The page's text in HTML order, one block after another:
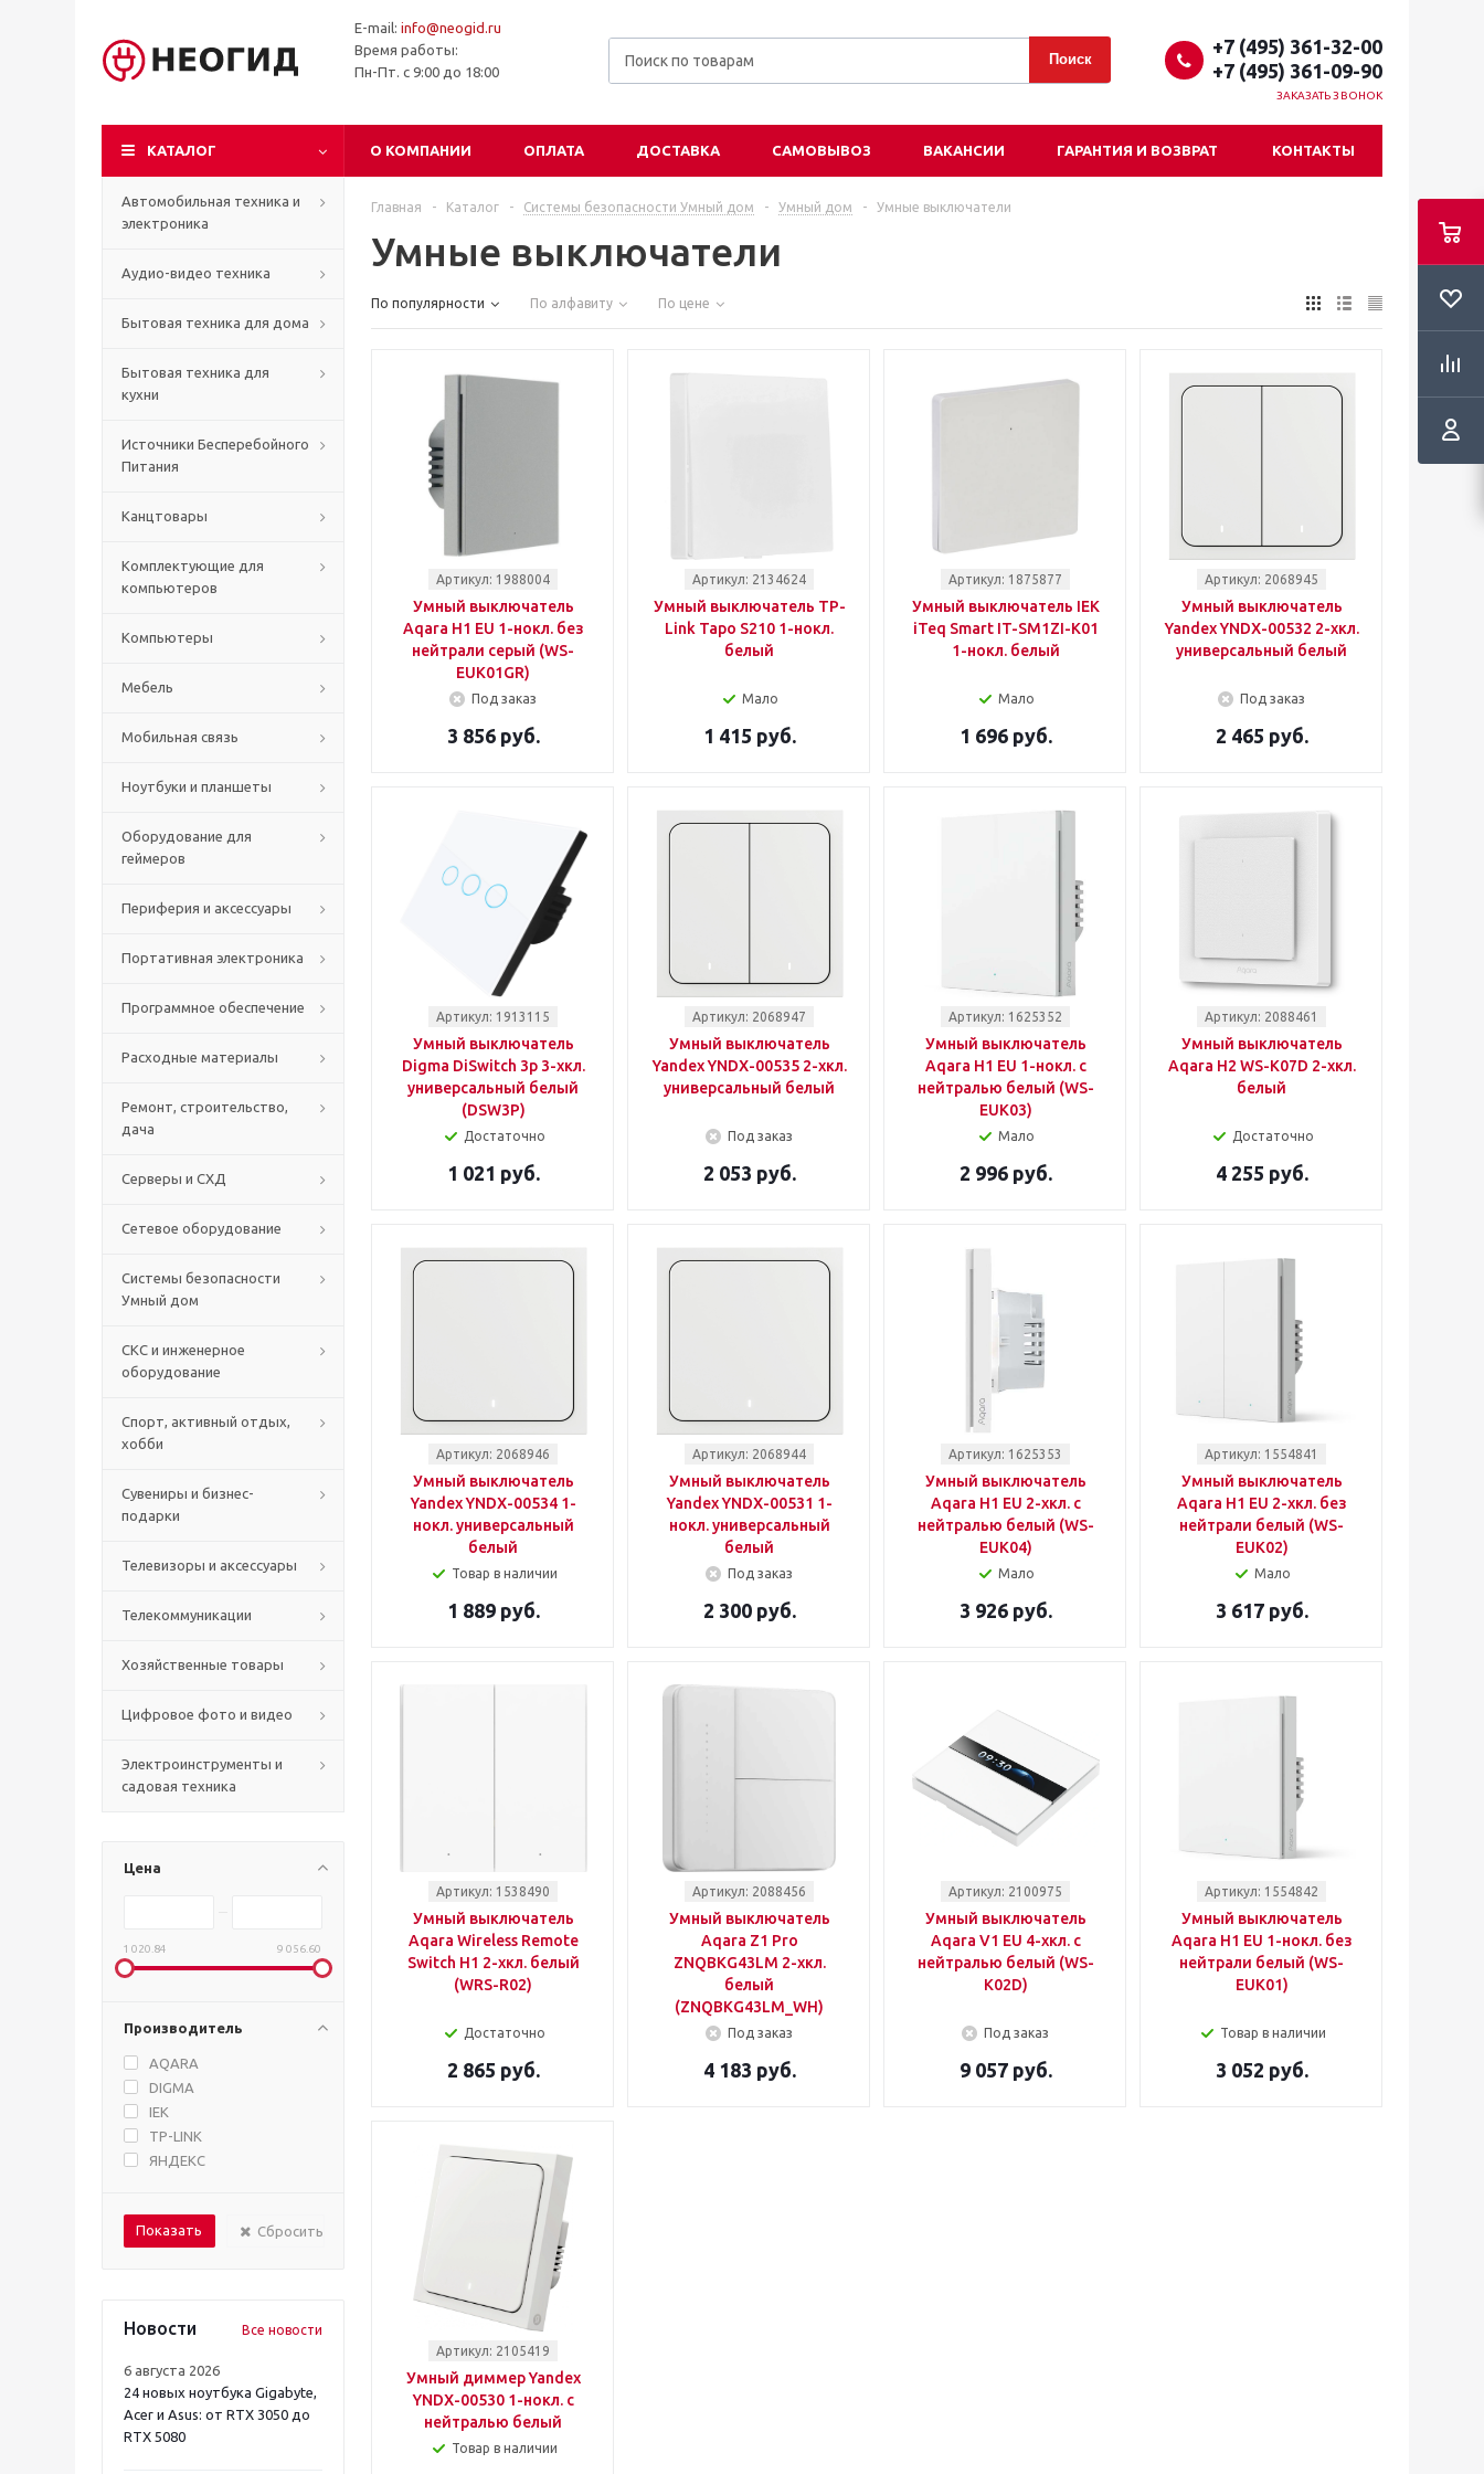
E-mail: info@neogid.ru
Время работы:
Пн-Пт. с 9:00 до 18:00
+7 (495) 361-32-00
+7 (495) 361-09-90
ЗАКАЗАТЬ ЗВОНОК
КАТАЛОГ О КОМПАНИИ ОПЛАТА ДОСТАВКА САМОВЫВОЗ ВАКАНСИИ ГАРАНТИЯ И ВОЗВРАТ КОНТАКТЫ
Автомобильная техника и
электроника
Аудио-видео техника
Бытовая техника для дома
Бытовая техника для
кухни
Источники Бесперебойного
Питания
Канцтовары
Комплектующие для
компьютеров
Компьютеры
Мебель
Мобильная связь
Ноутбуки и планшеты
Оборудование для
геймеров
Периферия и аксессуары
Портативная электроника
Программное обеспечение
Расходные материалы
Ремонт, строительство,
дача
Серверы и СХД
Сетевое оборудование
Системы безопасности
Умный дом
СКС и инженерное
оборудование
Спорт, активный отдых,
хобби
Сувениры и бизнес-
подарки
Телевизоры и аксессуары
Телекоммуникации
Хозяйственные товары
Цифровое фото и видео
Электроинструменты и
садовая техника
Цена
1 020.84 9 056.60
Производитель
AQARA
DIGMA
IEK
TP-LINK
ЯНДЕКС
Сбросить
Новости Все новости
6 августа 2026
24 новых ноутбука Gigabyte,
Acer и Asus: от RTX 3050 до
RTX 5080
Главная - Каталог - Системы безопасности Умный дом - Умный дом - Умные выключатели
Умные выключатели
По популярности По алфавиту По цене
Артикул: 1988004
Умный выключатель
Aqara H1 EU 1-нокл. без
нейтрали серый (WS-
EUK01GR)
Под заказ
3 856 руб.
Артикул: 2134624
Умный выключатель TP-
Link Tapo S210 1-нокл.
белый
Мало
1 415 руб.
Артикул: 1875877
Умный выключатель IEK
iTeq Smart IT-SM1ZI-K01
1-нокл. белый
Мало
1 696 руб.
Артикул: 2068945
Умный выключатель
Yandex YNDX-00532 2-хкл.
универсальный белый
Под заказ
2 465 руб.
Артикул: 1913115
Умный выключатель
Digma DiSwitch 3p 3-хкл.
универсальный белый
(DSW3P)
Достаточно
1 021 руб.
Артикул: 2068947
Умный выключатель
Yandex YNDX-00535 2-хкл.
универсальный белый
Под заказ
2 053 руб.
Артикул: 1625352
Умный выключатель
Aqara H1 EU 1-нокл. с
нейтралью белый (WS-
EUK03)
Мало
2 996 руб.
Артикул: 2088461
Умный выключатель
Aqara H2 WS-K07D 2-хкл.
белый
Достаточно
4 255 руб.
Артикул: 2068946
Умный выключатель
Yandex YNDX-00534 1-
нокл. универсальный
белый
Товар в наличии
1 889 руб.
Артикул: 2068944
Умный выключатель
Yandex YNDX-00531 1-
нокл. универсальный
белый
Под заказ
2 300 руб.
Артикул: 1625353
Умный выключатель
Aqara H1 EU 2-хкл. с
нейтралью белый (WS-
EUK04)
Мало
3 926 руб.
Артикул: 1554841
Умный выключатель
Aqara H1 EU 2-хкл. без
нейтрали белый (WS-
EUK02)
Мало
3 617 руб.
Артикул: 1538490
Умный выключатель
Aqara Wireless Remote
Switch H1 2-хкл. белый
(WRS-R02)
Достаточно
2 865 руб.
Артикул: 2088456
Умный выключатель
Aqara Z1 Pro
ZNQBKG43LM 2-хкл.
белый
(ZNQBKG43LM_WH)
Под заказ
4 183 руб.
Артикул: 2100975
Умный выключатель
Aqara V1 EU 4-хкл. с
нейтралью белый (WS-
K02D)
Под заказ
9 057 руб.
Артикул: 1554842
Умный выключатель
Aqara H1 EU 1-нокл. без
нейтрали белый (WS-
EUK01)
Товар в наличии
3 052 руб.
Артикул: 2105419
Умный диммер Yandex
YNDX-00530 1-нокл. с
нейтралью белый
Товар в наличии